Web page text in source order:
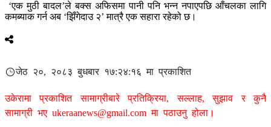
‘एक मुठी बादल’ले बक्स अफिसमा पानी पनि भन्न नपाएपछि आँचलका लागि
कमब्याक गर्न अब ‘झिँगेदाउ २’ मात्रै एक सहारा रहेको छ।
जेठ २०, २०८३ बुधबार १७:२४:१६ मा प्रकाशित
उकेरामा प्रकाशित सामाग्रीबारे प्रतिक्रिया, सल्लाह, सुझाव र कुनै
सामाग्री भए ukeraanews@gmail.com मा पठाउनु होला।